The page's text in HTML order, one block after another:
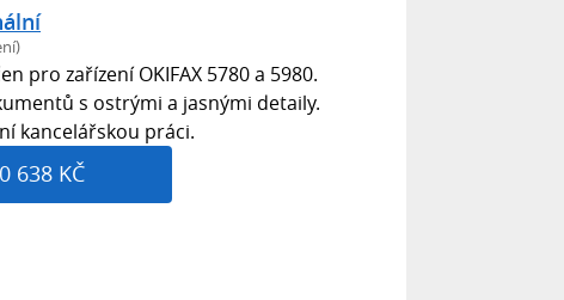
pro zařízení OKIFAX 5780 a 5980.
s ostrými a jasnými detaily.
kancelářskou práci.
638 KČ